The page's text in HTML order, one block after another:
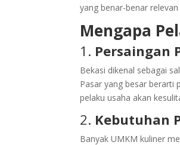
yang benar-benar
Mengapa
1. Persaingan
Bekasi dikenal sebagai
Pasar yang besar berarti
pelaku usaha akan
2. Kebutuhan
Banyak UMKM kuliner